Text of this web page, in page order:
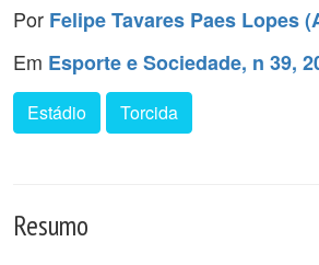
Por Felipe Tavares Paes Lopes
Em Esporte e Sociedade, n 39,
Estádio Torcida
Resumo